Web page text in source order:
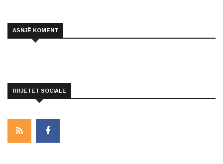
ASNJË KOMENT
RRJETET SOCIALE